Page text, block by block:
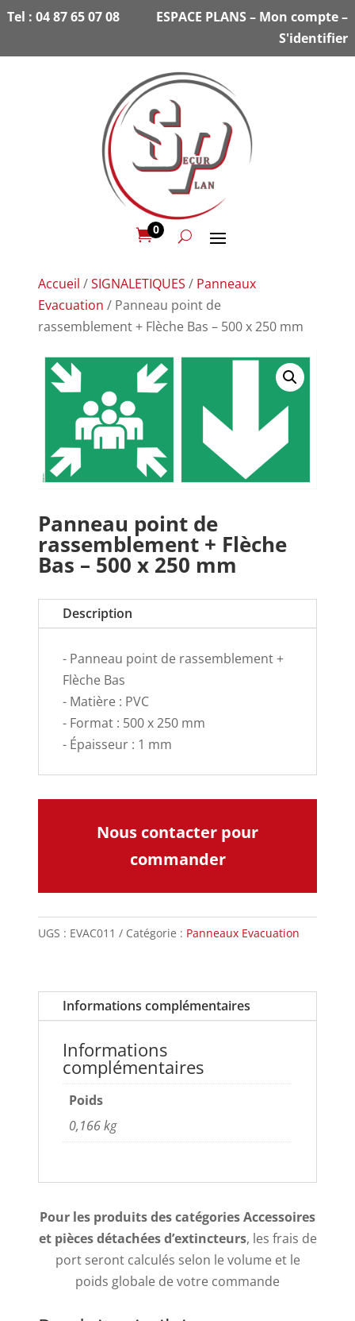
Tel : 04 87 65 07 08 ESPACE PLANS– Mon compte–
S'identifier
0
Accueil /SIGNALETIQUES / Panneaux
Evacuation / Panneau point de
rassemblement + Flèche Bas – 500 x 250 mm
Panneau point de
rassemblement + Flèche
Bas – 500 x 250 mm
Description
- Panneau point de rassemblement +
Flèche Bas
- Matière : PVC
- Format : 500 x 250 mm
- Épaisseur : 1 mm
Nous contacter pour
commander
UGS : EVAC011 Catégorie : Panneaux Evacuation
Informations complémentaires
Informations
complémentaires
Poids
0,166 kg
Pour les produits des catégories Accessoires
et pièces détachées d’extincteurs, les frais de
port seront calculés selon le volume et le
poids globale de votre commande